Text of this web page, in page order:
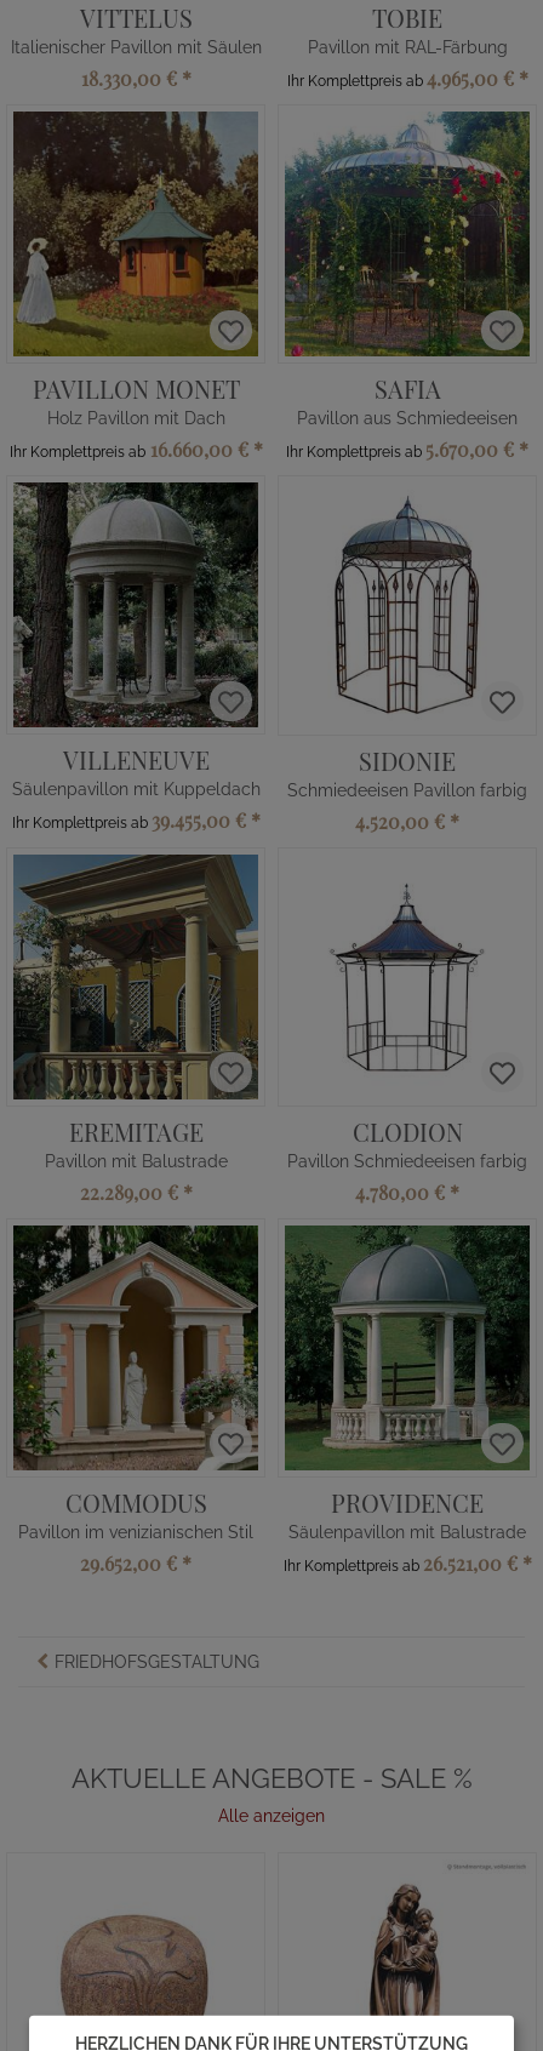
VITTELUS
Italienischer Pavillon mit Säulen
18.330,00 € *
TOBIE
Pavillon mit RAL-Färbung
Ihr Komplettpreis ab 4.965,00 € *
PAVILLON MONET
Holz Pavillon mit Dach
Ihr Komplettpreis ab 16.660,00 € *
SAFIA
Pavillon aus Schmiedeeisen
Ihr Komplettpreis ab 5.670,00 € *
VILLENEUVE
Säulenpavillon mit Kuppeldach
Ihr Komplettpreis ab 39.455,00 € *
SIDONIE
Schmiedeeisen Pavillon farbig
4.520,00 € *
EREMITAGE
Pavillon mit Balustrade
22.289,00 € *
CLODION
Pavillon Schmiedeeisen farbig
4.780,00 € *
COMMODUS
Pavillon im venizianischen Stil
29.652,00 € *
PROVIDENCE
Säulenpavillon mit Balustrade
Ihr Komplettpreis ab 26.521,00 € *
FRIEDHOFSGESTALTUNG
AKTUELLE ANGEBOTE - SALE %
Alle anzeigen
HERZLICHEN DANK FÜR IHRE UNTERSTÜTZUNG